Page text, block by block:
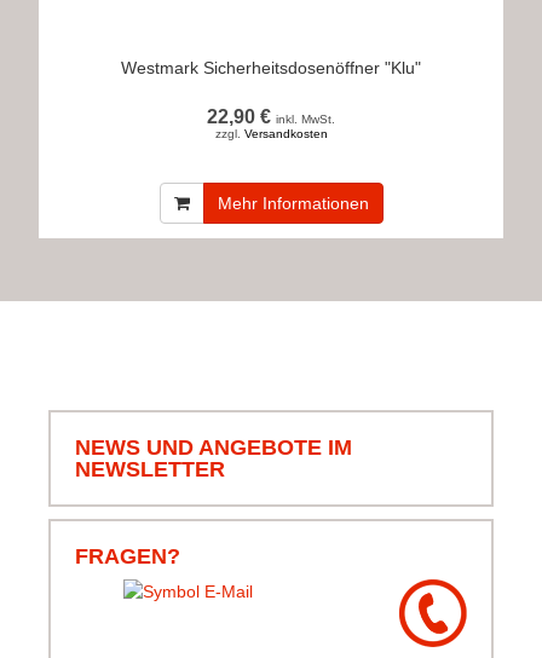
Westmark Sicherheitsdosenöffner "Klu"
22,90 € inkl. MwSt.
zzgl. Versandkosten
Mehr Informationen
NEWS UND ANGEBOTE IM
NEWSLETTER
FRAGEN?